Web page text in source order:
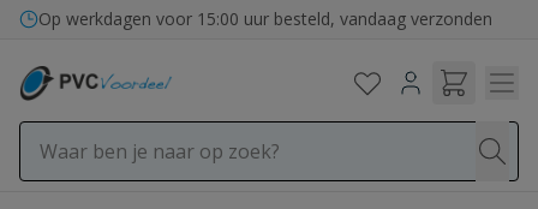
Ga naar de inhoud
Op werkdagen voor 15:00 uur besteld, vandaag verzonden